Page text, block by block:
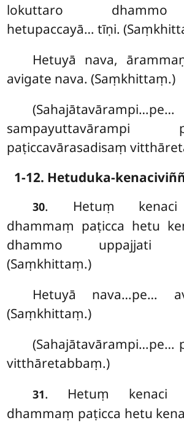
lokuttaro
hetupaccayā… tīṇi.
Hetuyā nava,
avigate nava. (Saṃkhittaṃ.)
(Sahajātavārampi…pe…
sampayuttavārampi
paṭiccavārasadisaṃ
1-12. Hetuduka-
30. Hetuṃ kenaci
dhammaṃ paṭicca hetu
dhammo uppajjati
(Saṃkhittaṃ.)
Hetuyā nava…pe…
(Saṃkhittaṃ.)
(Sahajātavārampi…pe…
vitthāretabbaṃ.)
31. Hetuṃ kenaci
dhammaṃ paṭicca hetu